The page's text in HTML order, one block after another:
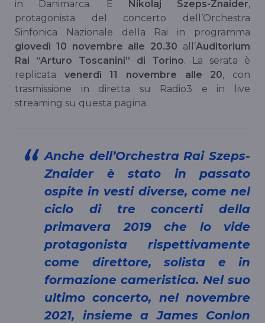
in Danimarca. È Nikolaj Szeps-Znaider,
protagonista del concerto dell’Orchestra
Sinfonica Nazionale della Rai in programma
giovedì 10 novembre alle 20.30 all’Auditorium
Rai “Arturo Toscanini” di Torino. La serata è
replicata venerdì 11 novembre alle 20, con
trasmissione in diretta su Radio3 e in live
streaming su questa pagina.
Anche dell’Orchestra Rai Szeps-
Znaider è stato in passato
ospite in vesti diverse, come nel
ciclo di tre concerti della
primavera 2019 che lo vide
protagonista rispettivamente
come direttore, solista e in
formazione cameristica. Nel suo
ultimo concerto, nel novembre
2021, insieme a James Conlon